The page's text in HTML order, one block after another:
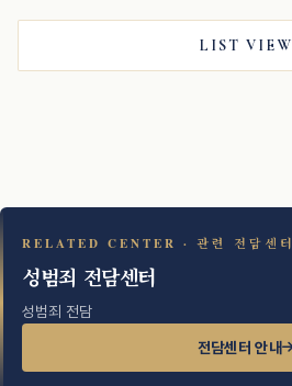
LIST VIEW
RELATED CENTER · 관련 전담센터
성범죄 전담센터
성범죄 전담
전담센터 안내